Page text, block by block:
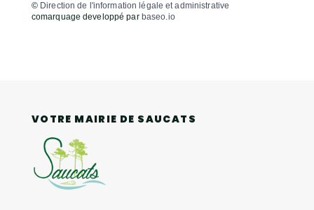
© Direction de l'information légale et administrative
comarquage developpé par baseo.io
VOTRE MAIRIE DE SAUCATS